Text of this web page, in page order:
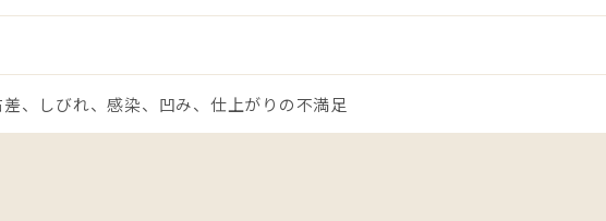
、しびれ、感染、凹み、仕上がりの不満足